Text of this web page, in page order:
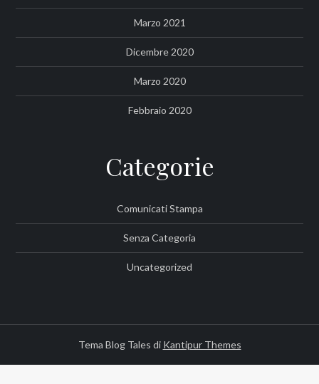
Marzo 2021
Dicembre 2020
Marzo 2020
Febbraio 2020
Categorie
Comunicati Stampa
Senza Categoria
Uncategorized
Tema Blog Tales di Kantipur Themes